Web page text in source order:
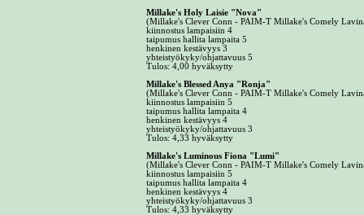
Millake's Holy Laisie "Nova"
(Millake's Clever Conn - PAIM-T Millake's Comely
kiinnostus lampaisiin 4
taipumus hallita lampaita 5
henkinen kestävyys 3
yhteistyökyky/ohjattavuus 5
Tulos: 4,00 hyväksytty
Millake's Blessed Anya "Ronja"
(Millake's Clever Conn - PAIM-T Millake's Comely
kiinnostus lampaisiin 5
taipumus hallita lampaita 4
henkinen kestävyys 4
yhteistyökyky/ohjattavuus 3
Tulos: 4,33 hyväksytty
Millake's Luminous Fiona "Lumi"
(Millake's Clever Conn - PAIM-T Millake's Comely
kiinnostus lampaisiin 5
taipumus hallita lampaita 4
henkinen kestävyys 4
yhteistyökyky/ohjattavuus 3
Tulos: 4,33 hyväksytty